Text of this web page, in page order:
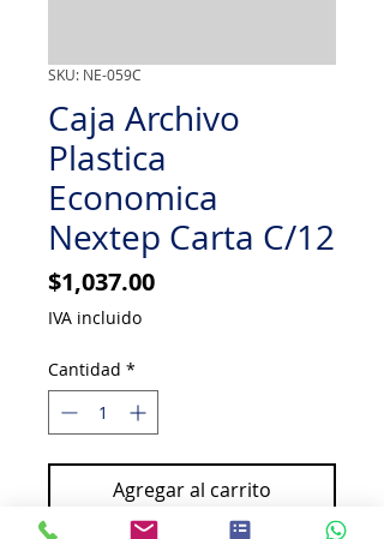
SKU: NE-059C
Caja Archivo
Plastica
Economica
Nextep Carta C/12
$1,037.00Precio
IVA incluido
Cantidad *
Agregar al carrito